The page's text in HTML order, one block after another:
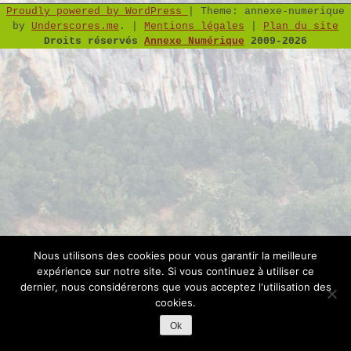
Proudly powered by WordPress
Theme: annexe-numerique
by Underscores.me . Mentions légales
Plan du site
Droits réservés Annexe Numérique 2009-2026
Nous utilisons des cookies pour vous garantir la meilleure
expérience sur notre site. Si vous continuez à utiliser ce
dernier, nous considérerons que vous acceptez l'utilisation des
cookies.
Ok